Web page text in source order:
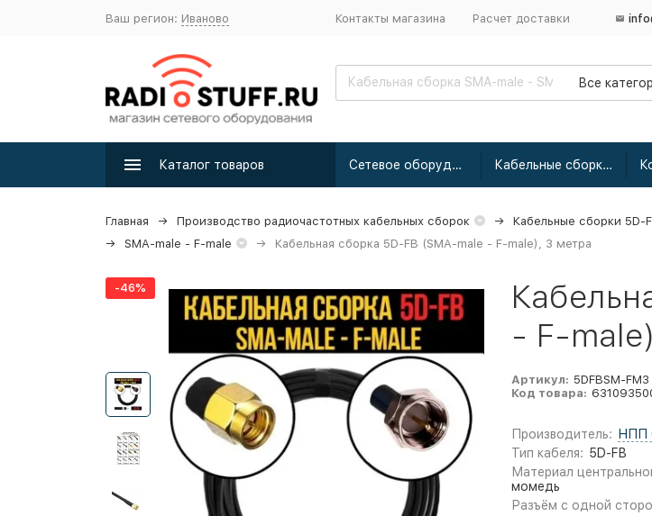
Ваш регион: Иваново Контакты магазина Расчет доставки
Все
Каталог товаров Сетевое оборудование Кабельные сборки радиочастотные
Главная Производство радиочастотных кабельных сборок Кабельные сборки 5D-
SMA-male - F-male
Кабельная сборка 5D-FB (SMA-male - F-male), 3 метра
-46%
- F-
Артикул: 5DFBSM-FM3
Код товара:
Производитель:
НПП
Тип кабеля: 5D-FB
Материал
момедь
Разъём с одной